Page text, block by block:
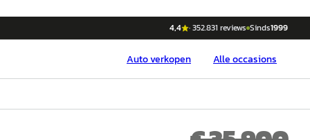
4,4 ·352.831 reviews Sinds1999
Autoverkopen Alle occasions